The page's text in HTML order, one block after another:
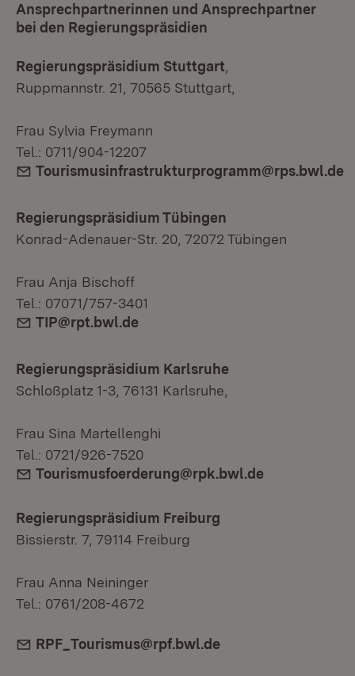
Ansprechpartnerinnen und Ansprechpartner
bei den Regierungspräsidien
Regierungspräsidium Stuttgart
Ruppmannstr. 21, 70565 Stuttgart,
Frau Sylvia Freymann
Tel.: 0711/904-12207
E-Mail:
Tourismusinfrastrukturprogramm@rps.bwl.de
RegierungspräsidiumTübingen
Konrad-Adenauer-Str. 20, 72072 Tübingen
Frau Anja Bischoff
Tel.: 07071/757-3401
E-Mail:
TIP@rpt.bwl.de
Regierungspräsidium Karlsruhe
Schloßplatz 1-3, 76131 Karlsruhe,
Frau Sina Martellenghi
Tel.: 0721/926-7520
E-Mail:
Tourismusfoerderung@rpk.bwl.de
Regierungspräsidium Freiburg
Bissierstr. 7, 79114 Freiburg
Frau Anna Neininger
Tel.: 0761/208-4672
E-Mail:
RPF_Tourismus@rpf.bwl.de